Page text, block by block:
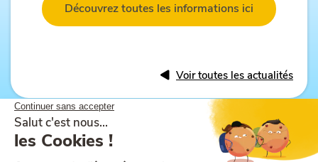
Découvrez toutes les informations ici
Voir toutes les actualités